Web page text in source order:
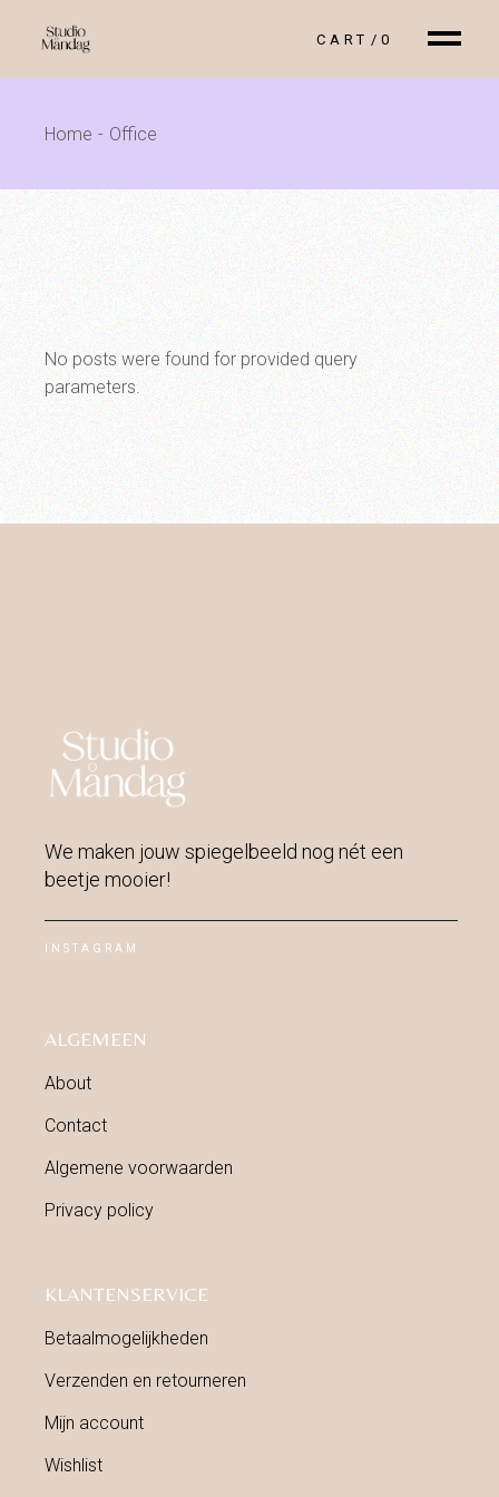
CART 0
Home Office
No posts were found for provided query
parameters.
We maken jouw spiegelbeeld nog nét een
beetje mooier!
INSTAGRAM
ALGEMEEN
About
Contact
Algemene voorwaarden
Privacy policy
KLANTENSERVICE
Betaalmogelijkheden
Verzenden en retourneren
Mijn account
Wishlist